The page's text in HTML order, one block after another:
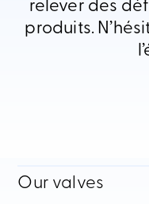
relever des
produits.
Our valves